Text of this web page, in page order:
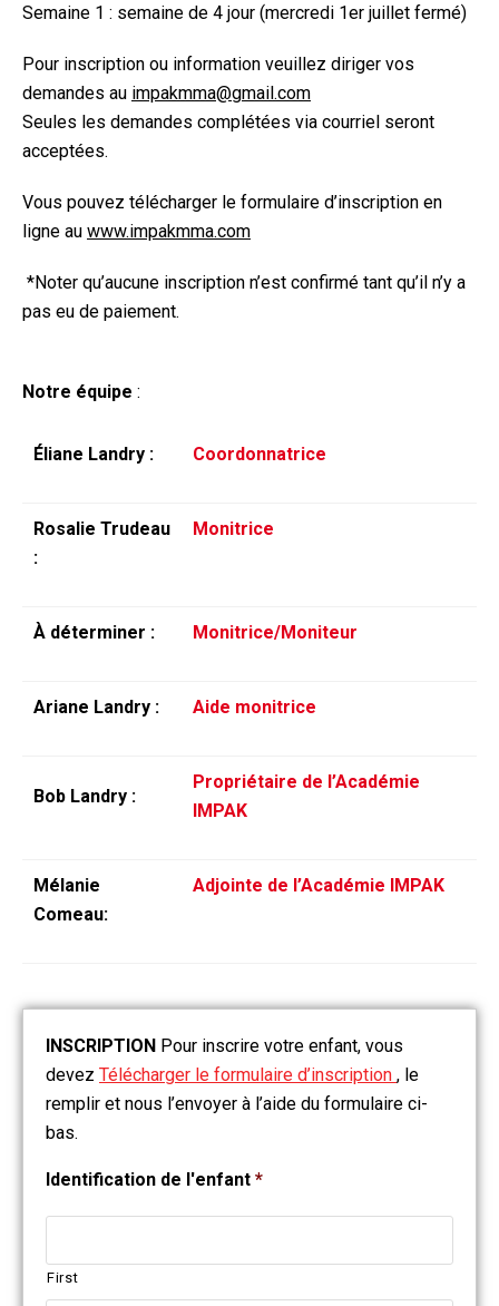
Semaine 1 : semaine de 4 jour (mercredi 1er juillet fermé)
Pour inscription ou information veuillez diriger vos
demandes au impakmma@gmail.com
Seules les demandes complétées via courriel seront
acceptées.
Vous pouvez télécharger le formulaire d’inscription en
ligne au www.impakmma.com
*Noter qu’aucune inscription n’est confirmé tant qu’il n’y a
pas eu de paiement.
Notre équipe :
Éliane Landry : Coordonnatrice
Rosalie Trudeau
:
Monitrice
À déterminer : Monitrice/Moniteur
Ariane Landry : Aide monitrice
Bob Landry :
Propriétaire de l’Académie
IMPAK
Mélanie
Comeau:
Adjointe de l’Académie IMPAK
INSCRIPTION Pour inscrire votre enfant, vous
devez Télécharger le formulaire d’inscription , le
remplir et nous l’envoyer à l’aide du formulaire ci-
bas.
Identification de l'enfant *
First